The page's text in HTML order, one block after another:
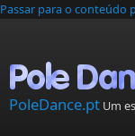
Passar para o conteúdo
PoleDance.pt Um